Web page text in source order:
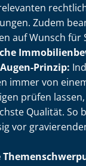
Zudem
auf Wunsch für
Prinzip:
immer von
prüfen
Qualität. So
vor